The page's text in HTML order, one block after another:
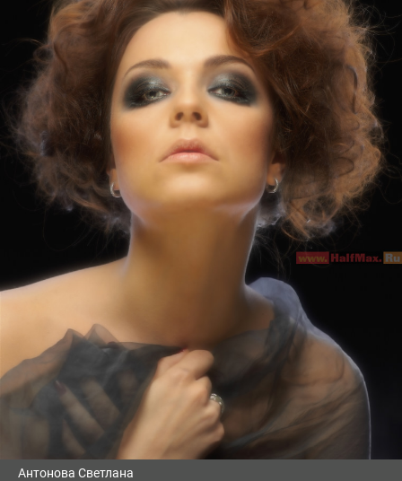
Антонова Светлана